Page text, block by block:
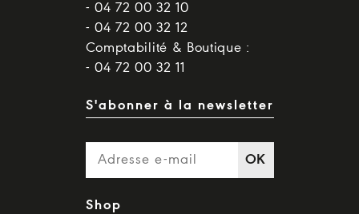
- 04 72 00 32 10
- 04 72 00 32 12
Comptabilité & Boutique :
- 04 72 00 32 11
S'abonner à la newsletter
OK
Shop